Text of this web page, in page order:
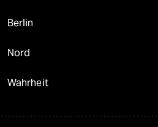
Berlin
Nord
Wahrheit